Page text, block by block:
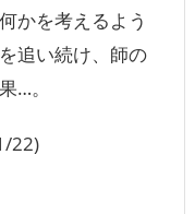
かを考えるよう
追い続け、師の
…。
22)